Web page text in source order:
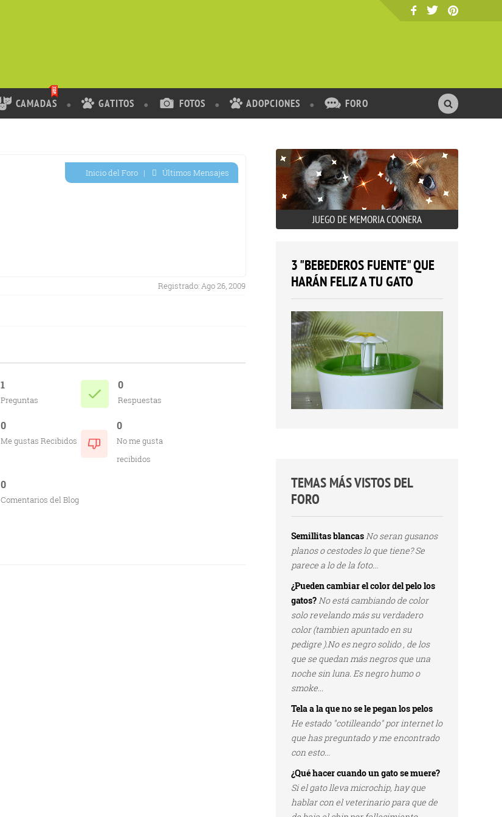
CAMADAS GATITOS FOTOS ADOPCIONES FORO
Inicio del Foro| Últimos Mensajes
Registrado: Ago 26, 2009
1
Preguntas
0
Respuestas
0
Me gustas Recibidos
0
No me gusta
recibidos
0
Comentarios del Blog
JUEGO DE MEMORIA COONERA
3 "BEBEDEROS FUENTE" QUE
HARÁN FELIZ A TU GATO
TEMAS MÁS VISTOS DEL
FORO
Semillitas blancasNo seran gusanos
planos o cestodes lo que tiene? Se
parece a lo de la foto...
¿Pueden cambiar el color del pelo los
gatos?No está cambiando de color
solo revelando más su verdadero
color (tambien apuntado en su
pedigre ).No es negro solido , de los
que se quedan más negros que una
noche sin luna. Es negro humo o
smoke...
Tela a la que no se le pegan los pelos
He estado "cotilleando" por internet lo
que has preguntado y me encontrado
con esto...
¿Qué hacer cuando un gato se muere?
Si el gato lleva microchip, hay que
hablar con el veterinario para que de